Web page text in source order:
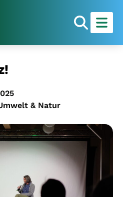
& Natur